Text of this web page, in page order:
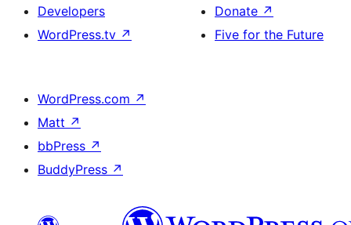
Developers
WordPress.tv ↗
Donate ↗
Five for the Future
WordPress.com ↗
Matt ↗
bbPress ↗
BuddyPress ↗